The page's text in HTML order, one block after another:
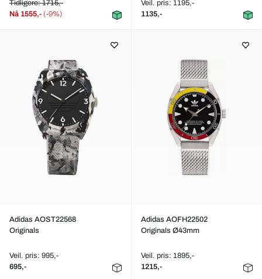
Tidligere: 1715,-
Nå 1555,- (-9%)
Veil. pris: 1195,-
1135,-
Adidas AOST22568
Originals
Veil. pris: 995,-
695,-
Adidas AOFH22502
Originals Ø43mm
Veil. pris: 1895,-
1215,-